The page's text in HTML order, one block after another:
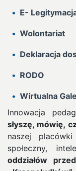
E-
Wolontariat
Deklaracja
RODO
Wirtualna
Innowacja
słyszę, mówię,
naszej
społeczny,
oddziałów